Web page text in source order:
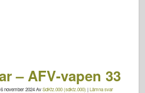
– AFV-vapen 33
november 2024AvSdKfz.000 (sdkfz.000) |Lämna svar